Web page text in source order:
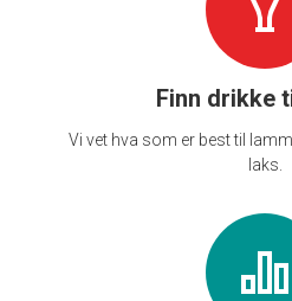
Finn drikke
Vi vet hva som er best til
laks.